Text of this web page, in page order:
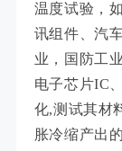
温度试验，
讯组件、汽
业，国防工
电子芯片IC
化,测试其材
胀冷缩产出